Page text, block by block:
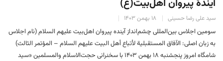
آیندهٔ پیروان اهل‌بیت(ع)
سید علی رضا حسینی ۱۸ بهمن ۱۴۰۳
سومین اجلاس بین‌المللی چشم‌انداز آینده پیروان‌ اهل‌بیت علیهم السلام (نام اجلاس
به زبان اصلی: الآفاق المستقبلية لأتباع أهل البيت عليهم السلام – المؤتمر الثالث)
شامگاه امروز پنجشنبه ۱۸ بهمن ۱۴۰۳ با سخنرانی حجت‌الاسلام والمسلمین «سید